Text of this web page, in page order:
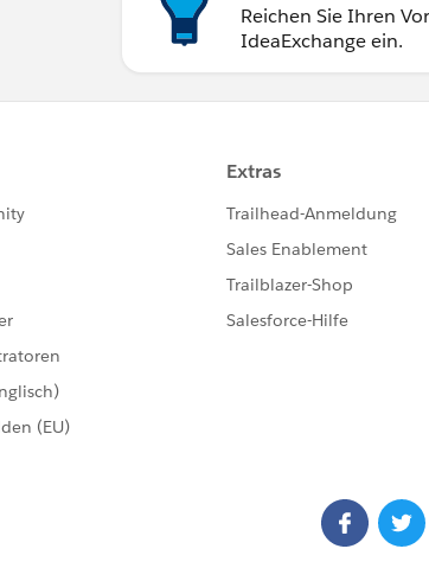
Reichen Sie Ihren
IdeaExchange ein.